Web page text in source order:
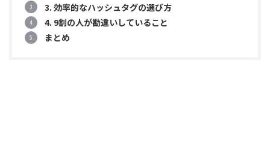
3. 効率的なハッシュタグの選び方
4. 9割の人が勘違いしていること
まとめ